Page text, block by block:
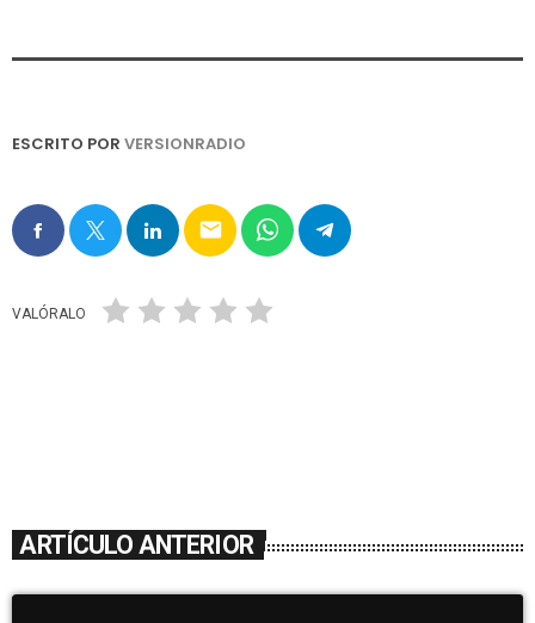
ESCRITO POR VERSIONRADIO
email
VALÓRALO
ARTÍCULO ANTERIOR